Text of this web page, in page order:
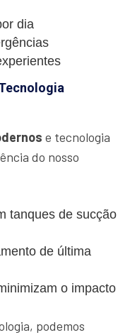
dia
e tecnologia
do nosso
tanques de sucção
de última
o impacto
podemos